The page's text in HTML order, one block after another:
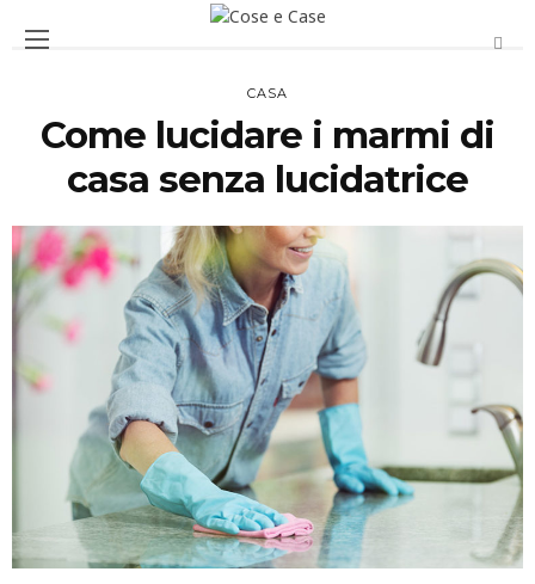
CASA
Come lucidare i marmi di
casa senza lucidatrice